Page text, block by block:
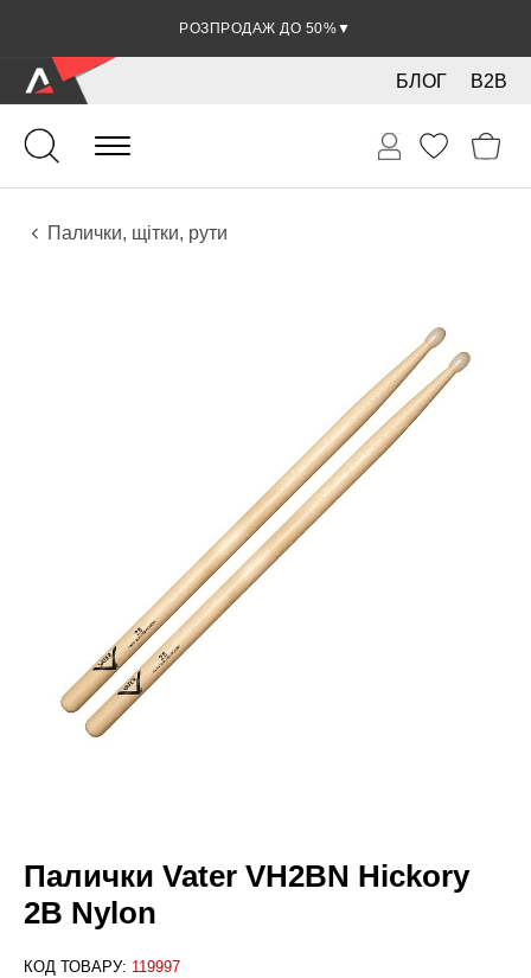
РОЗПРОДАЖ ДО 50%▼
B2B
БЛОГ
Ударні
Перкусія
Аксесуари
Палички, щітки, рути
Палички Vater VH2BN Hickory
2B Nylon
КОД ТОВАРУ: 119997